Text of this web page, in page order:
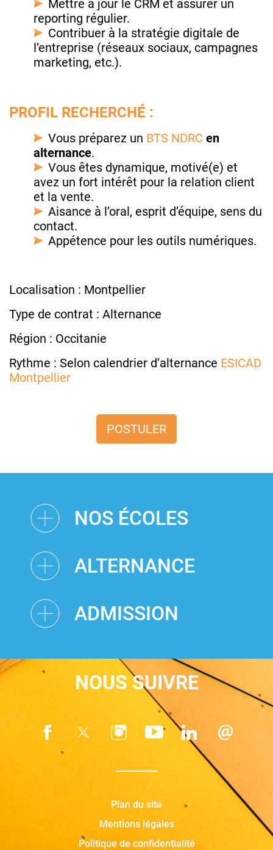
Mettre à jour le CRM et assurer un
reporting régulier.
Contribuer à la stratégie digitale de
l’entreprise (réseaux sociaux, campagnes
marketing, etc.).
PROFIL RECHERCHÉ :
Vous préparez un BTS NDRC en
alternance.
Vous êtes dynamique, motivé(e) et
avez un fort intérêt pour la relation client
et la vente.
Aisance à l’oral, esprit d’équipe, sens du
contact.
Appétence pour les outils numériques.
Localisation : Montpellier
Type de contrat : Alternance
Région : Occitanie
Rythme : Selon calendrier d’alternance ESICAD
Montpellier
POSTULER
NOS ÉCOLES
ALTERNANCE
ADMISSION
NOUS SUIVRE
Plan du site
Mentions légales
Politique de confidentialité